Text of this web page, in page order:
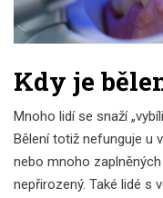
Kdy je
Mnoho lidí se snaží
Bělení totiž nefunguje u
nebo mnoho
nepřirozený. Také lidé s